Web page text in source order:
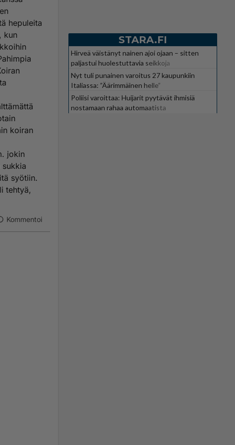
hepuleita
kun
koiran
jokin
syötiin.
tehtyä,
Kommentoi
STARA.FI
Hirveä väistänyt nainen ajoi ojaan – sitten
paljastui huolestuttavia seikkoja
Nyt tuli punainen varoitus 27 kaupunkiin
Italiassa: ”Äärimmäinen helle”
Poliisi varoittaa: Huijarit pyytävät ihmisiä
nostamaan rahaa automaatista